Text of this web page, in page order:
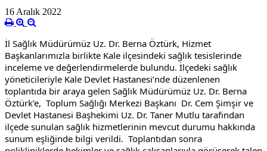
16 Aralık 2022
İl Sağlık Müdürümüz Uz. Dr. Berna Öztürk, Hizmet
Başkanlarımızla birlikte Kale ilçesindeki sağlık tesislerinde
inceleme ve değerlendirmelerde bulundu. İlçedeki sağlık
yöneticileriyle Kale Devlet Hastanesi’nde düzenlenen
toplantıda bir araya gelen Sağlık Müdürümüz Uz. Dr. Berna
Öztürk’e,  Toplum Sağlığı Merkezi Başkanı  Dr. Cem Şimşir ve
Devlet Hastanesi Başhekimi Uz. Dr. Taner Mutlu tarafından
ilçede sunulan sağlık hizmetlerinin mevcut durumu hakkında
sunum eşliğinde bilgi verildi.  Toplantıdan sonra